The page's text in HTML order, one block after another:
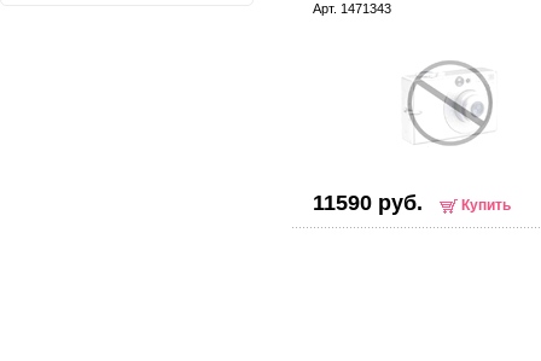
Арт. 1471343
11590 руб. Купить